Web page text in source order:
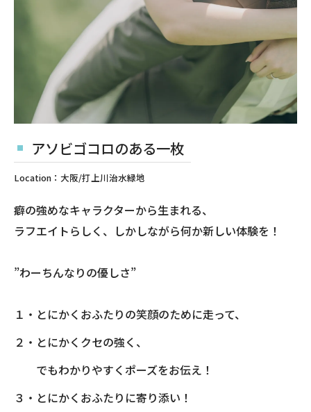
アソビゴコロのある一枚
Location：大阪/打上川治水緑地
癖の強めなキャラクターから生まれる、
ラフエイトらしく、しかしながら何か新しい体験を！
”わーちんなりの優しさ”
１・とにかくおふたりの笑顔のために走って、
２・とにかくクセの強く、
でもわかりやすくポーズをお伝え！
３・とにかくおふたりに寄り添い！